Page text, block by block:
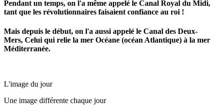
Pendant un temps, on l'a même appelé le Canal Royal du Midi,
tant que les révolutionnaires faisaient confiance au roi !
Mais depuis le début, on l'a aussi appelé le Canal des Deux-
Mers, Celui qui relie la mer Océane (océan Atlantique) à la mer
Méditerranée.
L'image du jour
Une image différente chaque jour